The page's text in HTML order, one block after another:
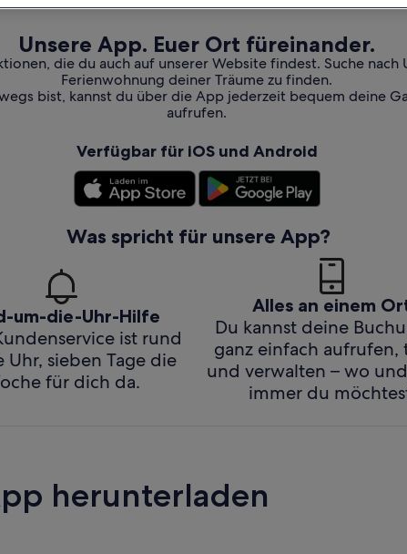
Unsere App. Euer Ort füreinander.
die du auch auf unserer Website findest. Suche
Ferienwohnung deiner Träume zu finden.
bist, kannst du über die App jederzeit bequem deine
aufrufen.
Verfügbar für iOS und Android
Was spricht für unsere App?
um-die-Uhr-Hilfe
ist rund
Uhr, sieben Tage die
für dich da.
Alles an einem
Du kannst deine
ganz einfach aufrufen,
und verwalten – wo
immer du
herunterladen